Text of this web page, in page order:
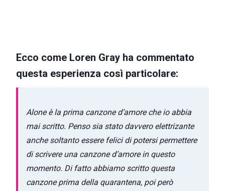
Ecco come Loren Gray ha commentato
questa esperienza così particolare:
Alone è la prima canzone d’amore che io abbia
mai scritto. Penso sia stato davvero elettrizante
anche soltanto essere felici di potersi permettere
di scrivere una canzone d’amore in questo
momento. Di fatto abbiamo scritto questa
canzone prima della quarantena, poi però